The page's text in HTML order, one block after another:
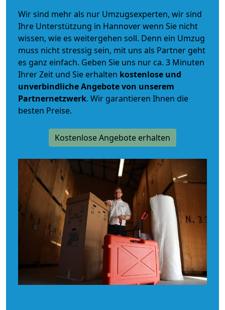
Wir sind mehr als nur Umzugsexperten, wir sind
Ihre Unterstützung in Hannover wenn Sie nicht
wissen, wie es weitergehen soll. Denn ein Umzug
muss nicht stressig sein, mit uns als Partner geht
es ganz einfach. Geben Sie uns nur ca. 3 Minuten
Ihrer Zeit und Sie erhalten kostenlose und
unverbindlicheAngebote von unserem
Partnernetzwerk. Wir garantieren Ihnen die
besten Preise.
Kostenlose Angebote erhalten